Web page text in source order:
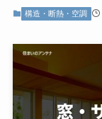
構造・断熱・空調